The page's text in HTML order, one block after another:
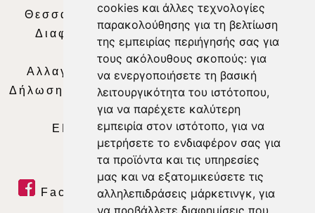
cookies και άλλες τεχνολογίες
παρακολούθησης για τη βελτίωση
της εμπειρίας περιήγησής σας για
τους ακόλουθους σκοπούς: για
να ενεργοποιήσετε τη βασική
λειτουργικότητα του ιστότοπου,
για να παρέχετε καλύτερη
εμπειρία στον ιστότοπο, για να
μετρήσετε το ενδιαφέρον σας για
τα προϊόντα και τις υπηρεσίες
μας και να εξατομικεύσετε τις
αλληλεπιδράσεις μάρκετινγκ, για
να προβάλλετε διαφημίσεις που
Θεσσαλία Τηλεόραση|SNG Services
Διαφήμιση | Όροι Χρήσης |Δήλωση
Απορρήτου |
Περιεχόμενο
Αλλαγή Προτιμήσεων για τα Cookies
Δήλωση συμμόρφωσης με τη σύσταση (ΕΕ)
2018/334|Ταυτότητα
ΕΝΗΜΕΡΩΣΗ |WEB TV| LIVE
Facebook| Twitter | Youtube